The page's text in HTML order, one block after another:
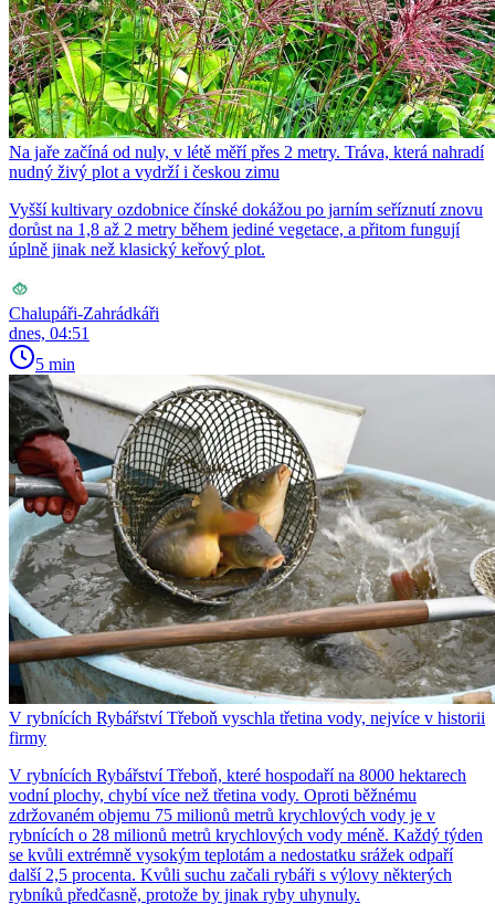
Na jaře začíná od nuly, v létě měří přes 2 metry. Tráva, která nahradí
nudný živý plot a vydrží i českou zimu
Vyšší kultivary ozdobnice čínské dokážou po jarním seříznutí znovu
dorůst na 1,8 až 2 metry během jediné vegetace, a přitom fungují
úplně jinak než klasický keřový plot.
Chalupáři-Zahrádkáři
dnes, 04:51
5 min
V rybnících Rybářství Třeboň vyschla třetina vody, nejvíce v historii
firmy
V rybnících Rybářství Třeboň, které hospodaří na 8000 hektarech
vodní plochy, chybí více než třetina vody. Oproti běžnému
zdržovaném objemu 75 milionů metrů krychlových vody je v
rybnících o 28 milionů metrů krychlových vody méně. Každý týden
se kvůli extrémně vysokým teplotám a nedostatku srážek odpaří
další 2,5 procenta. Kvůli suchu začali rybáři s výlovy některých
rybníků předčasně, protože by jinak ryby uhynuly.